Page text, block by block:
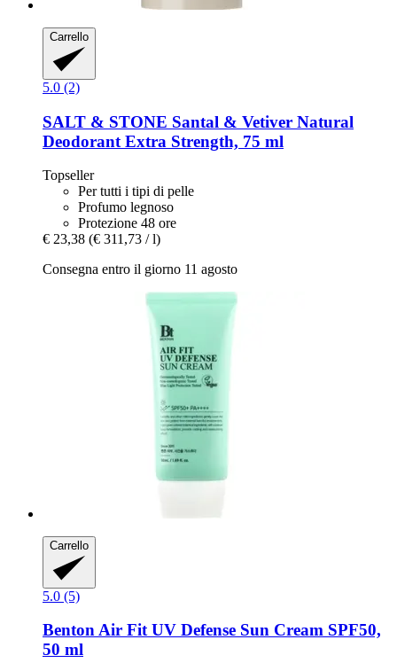
Carrello
5.0 (2)
SALT & STONE Santal & Vetiver Natural
Deodorant Extra Strength, 75 ml
Topseller
Per tutti i tipi di pelle
Profumo legnoso
Protezione 48 ore
€ 23,38 (€ 311,73 / l)
Consegna entro il giorno 11 agosto
Carrello
5.0 (5)
BentonAir Fit UV Defense Sun Cream SPF50,
50 ml